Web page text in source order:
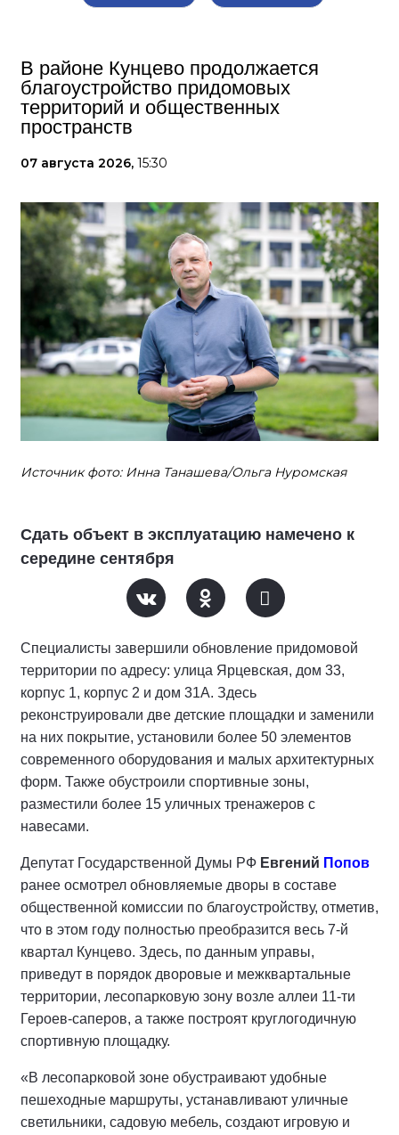
В районе Кунцево продолжается
благоустройство придомовых
территорий и общественных
пространств
07 августа 2026, 15:30
Источник фото: Инна Танашева/Ольга Нуромская
Сдать объект в эксплуатацию намечено к
середине сентября
Специалисты завершили обновление придомовой
территории по адресу: улица Ярцевская, дом 33,
корпус 1, корпус 2 и дом 31А. Здесь
реконструировали две детские площадки и заменили
на них покрытие, установили более 50 элементов
современного оборудования и малых архитектурных
форм. Также обустроили спортивные зоны,
разместили более 15 уличных тренажеров с
навесами.
Депутат Государственной Думы РФ Евгений Попов
ранее осмотрел обновляемые дворы в составе
общественной комиссии по благоустройству, отметив,
что в этом году полностью преобразится весь 7-й
квартал Кунцево. Здесь, по данным управы,
приведут в порядок дворовые и межквартальные
территории, лесопарковую зону возле аллеи 11-ти
Героев-саперов, а также построят круглогодичную
спортивную площадку.
«В лесопарковой зоне обустраивают удобные
пешеходные маршруты, устанавливают уличные
светильники, садовую мебель, создают игровую и